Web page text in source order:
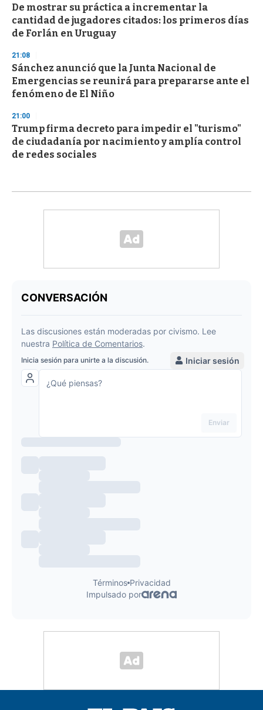
De mostrar su práctica a incrementar la
cantidad de jugadores citados: los primeros días
de Forlán en Uruguay
21:08
Sánchez anunció que la Junta Nacional de
Emergencias se reunirá para prepararse ante el
fenómeno de El Niño
21:00
Trump firma decreto para impedir el "turismo"
de ciudadanía por nacimiento y amplía control
de redes sociales